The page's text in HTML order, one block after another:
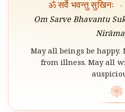
ॐ सर्वे भवन्तु सुखिनः ·
Om Sarve Bhavantu
May all beings be happy.
from illness. May all
❀